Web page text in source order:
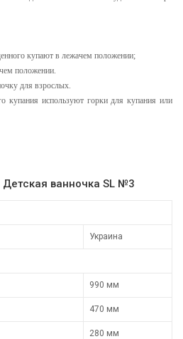
купают в лежачем положении;
положении.
для взрослых.
купания используют горки для купания или
Детская ванночка SL №3
Украина
990 мм
470 мм
280 мм